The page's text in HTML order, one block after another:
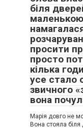
біля
просити
просто
кілька
усе стало
звичного
вона
Марія довго не
Вона стояла біля